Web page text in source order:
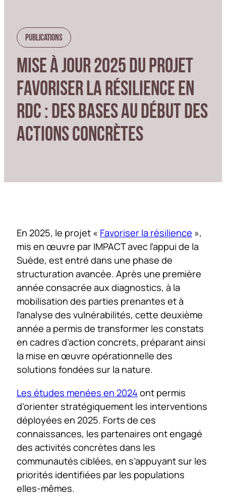
Publications
MISE À JOUR 2025 DU PROJET
FAVORISER LA RÉSILIENCE EN
RDC : DES BASES AU DÉBUT DES
ACTIONS CONCRÈTES
En 2025, le projet « Favoriser la résilience »,
mis en œuvre par IMPACT avec l’appui de la
Suède, est entré dans une phase de
structuration avancée. Après une première
année consacrée aux diagnostics, à la
mobilisation des parties prenantes et à
l’analyse des vulnérabilités, cette deuxième
année a permis de transformer les constats
en cadres d’action concrets, préparant ainsi
la mise en œuvre opérationnelle des
solutions fondées sur la nature.
Les études menées en 2024 ont permis
d’orienter stratégiquement les interventions
déployées en 2025. Forts de ces
connaissances, les partenaires ont engagé
des activités concrètes dans les
communautés ciblées, en s’appuyant sur les
priorités identifiées par les populations
elles-mêmes.